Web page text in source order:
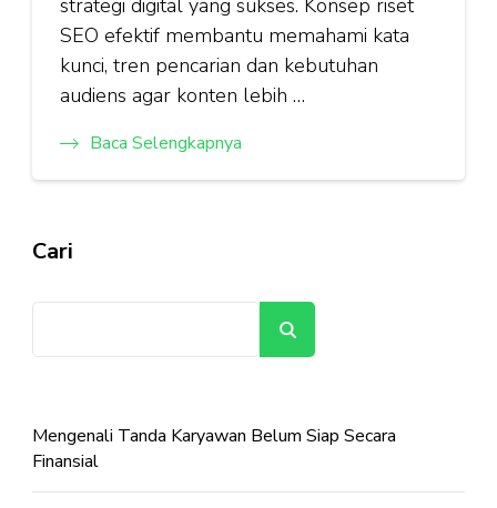
strategi digital yang sukses. Konsep riset
SEO efektif membantu memahami kata
kunci, tren pencarian dan kebutuhan
audiens agar konten lebih …
Baca Selengkapnya
Cari
Mengenali Tanda Karyawan Belum Siap Secara
Finansial